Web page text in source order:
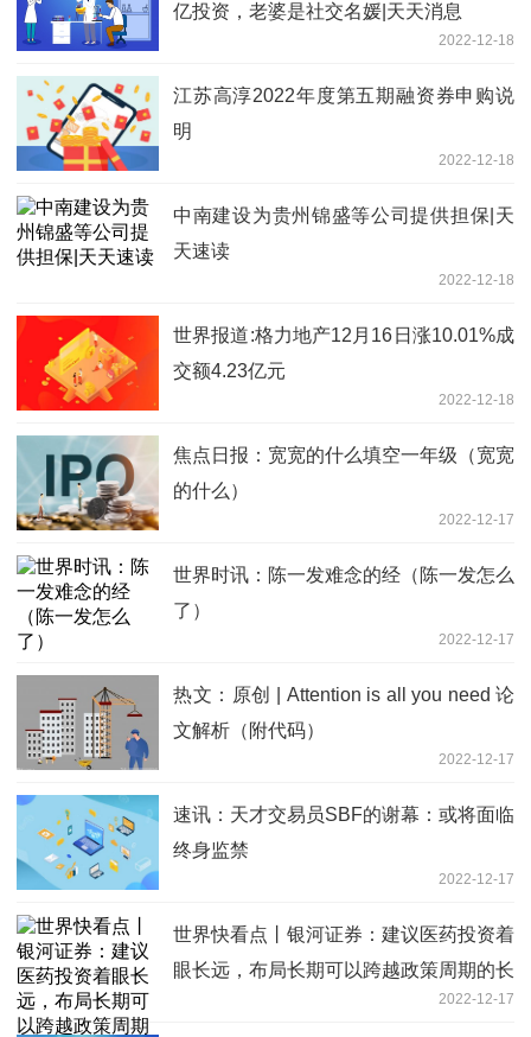
亿投资，老婆是社交名媛|天天消息
2022-12-18
江苏高淳2022年度第五期融资券申购说
明
2022-12-18
中南建设为贵州锦盛等公司提供担保|天
天速读
2022-12-18
世界报道:格力地产12月16日涨10.01%成
交额4.23亿元
2022-12-18
焦点日报：宽宽的什么填空一年级（宽宽
的什么）
2022-12-17
世界时讯：陈一发难念的经（陈一发怎么
了）
2022-12-17
热文：原创 | Attention is all you need 论
文解析（附代码）
2022-12-17
速讯：天才交易员SBF的谢幕：或将面临
终身监禁
2022-12-17
世界快看点丨银河证券：建议医药投资着
眼长远，布局长期可以跨越政策周期的长
2022-12-17